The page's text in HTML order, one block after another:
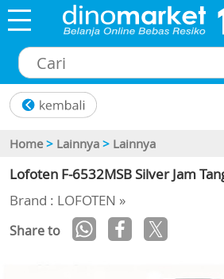
Home > Lainnya > Lainnya
Lofoten F-6532MSB Silver Jam
Brand : LOFOTEN »
Share to